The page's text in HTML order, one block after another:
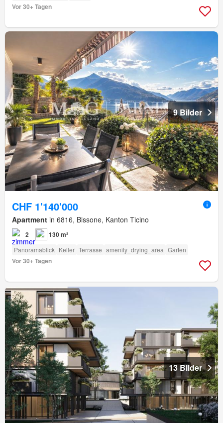
Vor 30+ Tagen
9 Bilder
CHF 1'140'000
Apartment in 6816, Bissone, Kanton Ticino
2 130 m²
Panoramablick Keller Terrasse amenity_drying_area Garten
Vor 30+ Tagen
13 Bilder